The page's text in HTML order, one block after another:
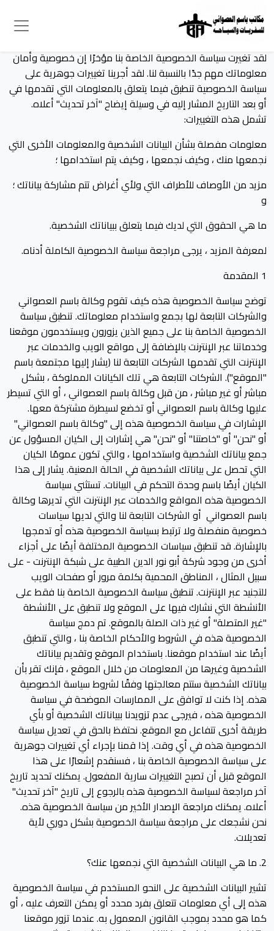
سياسة خاصة
لقد تغيرت سياسة الخصوصية الخاصة بنا مؤخرًا إن خصوصية وأمان
معلوماتك مهم جدًا بالنسبة لنا. لقد أجرينا تغييرات جوهرية على
سياسة الخصوصية تنطبق فيما يتعلق بالمعلومات التي تقدمها في
أو بعد التاريخ المشار إليه في وسيلة إيضاح "آخر تحديث" أعلاه.
تشمل هذه التغييرات:
معلومات مفصلة بشأن البيانات الشخصية والمعلومات الأخرى التي
نجمعها منك ، وكيف نجمعها ، وكيف يتم استخدامها ؛
مزيد من الأوصاف للأطراف التي ولأي أغراض تتم مشاركة بياناتك ؛
و
ما هي الحقوق التي لديك فيما يتعلق ببياناتك الشخصية.
لمعرفة المزيد ، يرجى مراجعة سياسة الخصوصية الكاملة أدناه.
1 المقدمة
توضح سياسة الخصوصية هذه كيف تقوم وكالة باسم العصواني
والشركات التابعة لها بجمع واستخدام معلوماتك. تنطبق سياسة
الخصوصية الخاصة بنا على جميع الذين يزورون ويستخدمون موقعنا
وخدماتنا عبر الإنترنت بالإضافة إلى مواقع الويب والخدمات عبر
الإنترنت التي تقدمها الشركات التابعة لنا (يشار إليها مجتمعة باسم
"الموقع"). الشركات التابعة هي تلك الكيانات المملوكة ، بشكل
مباشر أو غير مباشر ، من قبل وكالة باسم العصواني ، أو التي تسيطر
عليها وكالة باسم العصواني أو تخضع لسيطرة مشتركة معها.
الإشارات في سياسة الخصوصية هذه إلى "وكالة باسم العصواني"
أو "نحن" أو "خاصتنا" أو "نحن" هي إشارات إلى الكيان المسؤول عن
جمع بياناتك الشخصية واستخدامها ، والتي تكون عمومًا الكيان
التي تحصل على بياناتك الشخصية في الحالة المعنية. يشار إلى هذا
الكيان أيضًا باسم وحدة التحكم في البيانات. تستثني سياسة
الخصوصية هذه المواقع والخدمات عبر الإنترنت التي تديرها وكالة
باسم العصواني أو الشركات التابعة لنا والتي لديها سياسات
خصوصية منفصلة ولا ترتبط بسياسة الخصوصية هذه أو تدمجها
بالإشارة. قد تنطبق سياسات الخصوصية المختلفة أيضًا على أجزاء
أخرى من وجود شركة أبو نور الدين الطبية على شبكة الإنترنت - على
سبيل المثال ، المناطق المحمية بكلمة مرور أو صفحات الويب
للتجنيد عبر الإنترنت. تنطبق سياسة الخصوصية الخاصة بنا فقط على
الأنشطة التي نشارك فيها على الموقع ولا تنطبق على الأنشطة
"غير المتصلة" أو غير ذات الصلة بالموقع. تم دمج سياسة
الخصوصية هذه في الشروط والأحكام الخاصة بنا ، والتي تنطبق
أيضًا عند استخدام موقعنا. باستخدام الموقع وتقديم بياناتك
الشخصية وغيرها من المعلومات من خلال الموقع ، فإنك تقر بأن
بياناتك الشخصية ستتم معالجتها وفقًا لشروط سياسة الخصوصية
هذه. إذا كنت لا توافق على الممارسات الموضحة في سياسة
الخصوصية هذه ، فيرجى عدم تزويدنا ببياناتك الشخصية أو بأي
طريقة أخرى تتفاعل مع الموقع. نحتفظ بالحق في تعديل سياسة
الخصوصية هذه في أي وقت. إذا قمنا بإجراء أي تغييرات جوهرية
على سياسة الخصوصية الخاصة بنا ، فسنقدم إشعارًا على هذا
الموقع قبل أن تصبح التغييرات سارية المفعول. يمكنك تحديد تاريخ
آخر مراجعة لسياسة الخصوصية هذه بالرجوع إلى تاريخ "آخر تحديث"
أعلاه. يمكنك مراجعة الإصدار الأخير من سياسة الخصوصية هذه.
نحن نشجعك على مراجعة سياسة الخصوصية بشكل دوري لأية
تعديلات.
2. ما هي البيانات الشخصية التي نجمعها عنك؟
تشير البيانات الشخصية على النحو المستخدم في سياسة الخصوصية
هذه إلى أي معلومات تتعلق بفرد محدد أو يمكن التعرف عليه ، أو
كما هو محدد بموجب القانون المعمول به. عندما تزور موقعنا